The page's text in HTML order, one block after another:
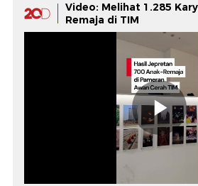
Video: Melihat 1.285
Remaja di TIM